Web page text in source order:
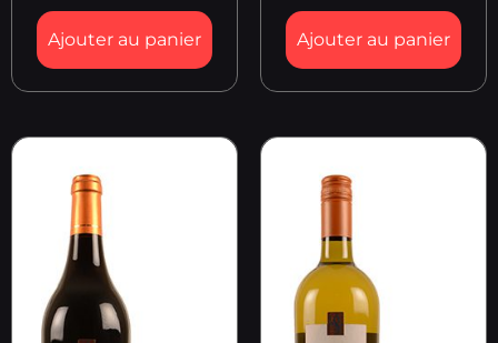
Ajouter au panier Ajouter au panier